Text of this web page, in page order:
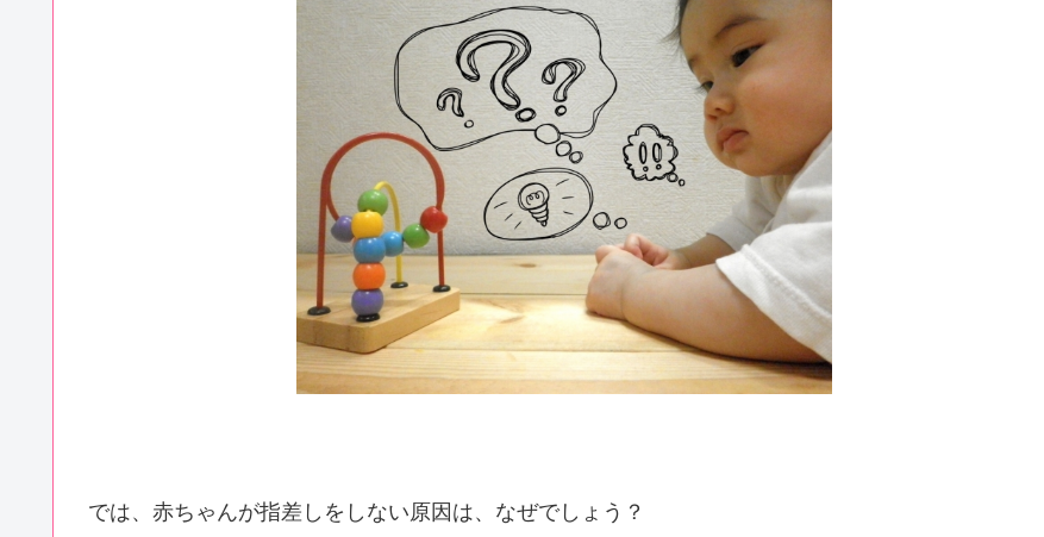
では、赤ちゃんが指差しをしない原因は、なぜでしょう？